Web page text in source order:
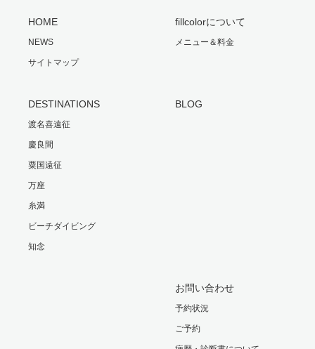
HOME
NEWS
サイトマップ
fillcolorについて
メニュー＆料金
DESTINATIONS
渡名喜遠征
慶良間
粟国遠征
万座
糸満
ビーチダイビング
知念
BLOG
お問い合わせ
予約状況
ご予約